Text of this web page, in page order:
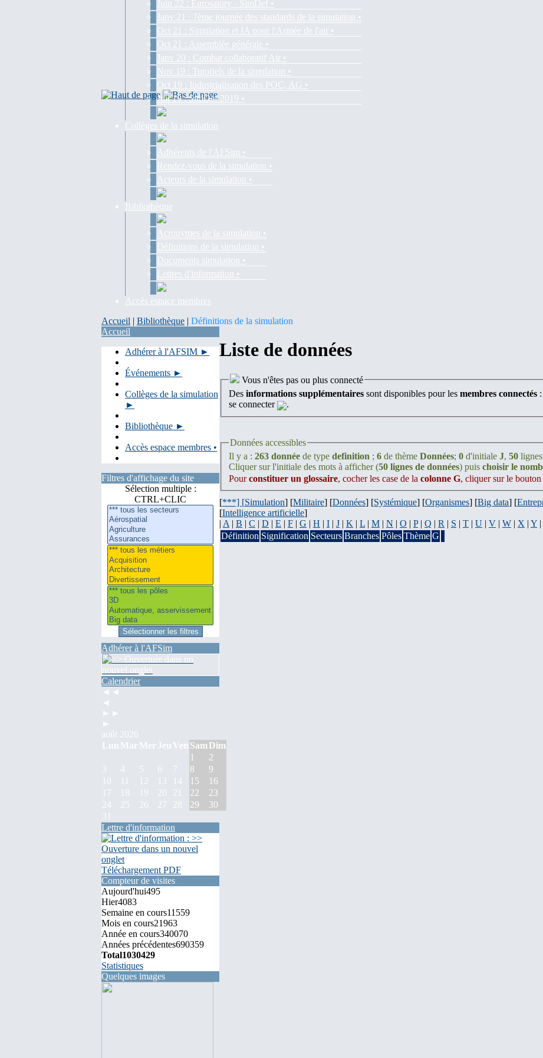
Juin 22 : Eurosatory - SimDef •
Janv 21 : 7ème journée des standards de la simulation •
Oct 21 : Simulation et IA pour l'Armée de l'air •
Oct 21 : Assemblée générale •
Janv 20 : Combat collaboratif Air •
Nov 19 : Tutoriels de la simulation •
Oct 19 : Industrialisation des POC, AG •
Juil 19 : SimDef 2019 •
Collèges de la simulation
Adhérents de l'AFSim •
Rendez-vous de la simulation •
Acteurs de la simulation •
Bibliothèque
Acronymes de la simulation •
Définitions de la simulation •
Documents simulation •
Lettres d'information •
Accès espace membres
Accueil | Bibliothèque | Définitions de la simulation
Accueil
Adhérer à l'AFSIM ►
Événements ►
Collèges de la simulation
►
Bibliothèque ►
Accès espace membres •
Filtres d'affichage du site
Sélection multiple :
CTRL+CLIC
Adhérer à l'AFSim
Calendrier
◄◄
◄
►►
►
août 2026
Lun Mar Mer Jeu Ven Sam Dim
1
2
3
4 5 6 7 8
9
10
11 12 13 14 15
16
17
18 19 20 21 22
23
24
25 26 27 28 29
30
31
Lettre d'information
Téléchargement PDF
Compteur de visites
Aujourd'hui495
Hier4083
Semaine en cours11559
Mois en cours21963
Année en cours340070
Années précédentes690359
Total1030429
Statistiques
Quelques images
Liste de données
Vous n'êtes pas ou plus connecté
Des informations supplémentaires sont disponibles pour les membres connectés :
se connecter
.
Données accessibles
Il y a : 263 donnée de type definition ; 6 de thème Données; 0 d'initiale J, 50
Cliquer sur l'initiale des mots à afficher (50 lignes de données) puis choisir le
Pourconstituer un glossaire, cocher les case de la colonne G, cliquer sur le bouton
[***] [Simulation] [Militaire] [Données] [Systémique] [Organismes] [Big data] [
[Intelligence artificielle]
| A | B | C | D | E | F | G | H | I | J | K | L | M | N | O | P| Q | R | S | T | U | V | W | X | Y |
Définition Signification Secteurs Branches Pôles Thème G